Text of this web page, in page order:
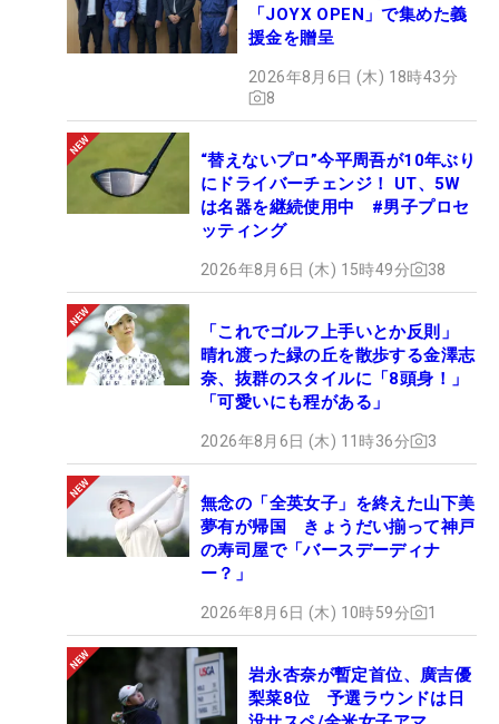
「JOYX OPEN」で集めた義
援金を贈呈
2026年8月6日 (木) 18時43分
8
“替えないプロ”今平周吾が10年ぶり
にドライバーチェンジ！ UT、5W
は名器を継続使用中 #男子プロセ
ッティング
2026年8月6日 (木) 15時49分 38
「これでゴルフ上手いとか反則」
晴れ渡った緑の丘を散歩する金澤志
奈、抜群のスタイルに「8頭身！」
「可愛いにも程がある」
2026年8月6日 (木) 11時36分 3
無念の「全英女子」を終えた山下美
夢有が帰国 きょうだい揃って神戸
の寿司屋で「バースデーディナ
ー？」
2026年8月6日 (木) 10時59分 1
岩永杏奈が暫定首位、廣吉優
梨菜8位 予選ラウンドは日